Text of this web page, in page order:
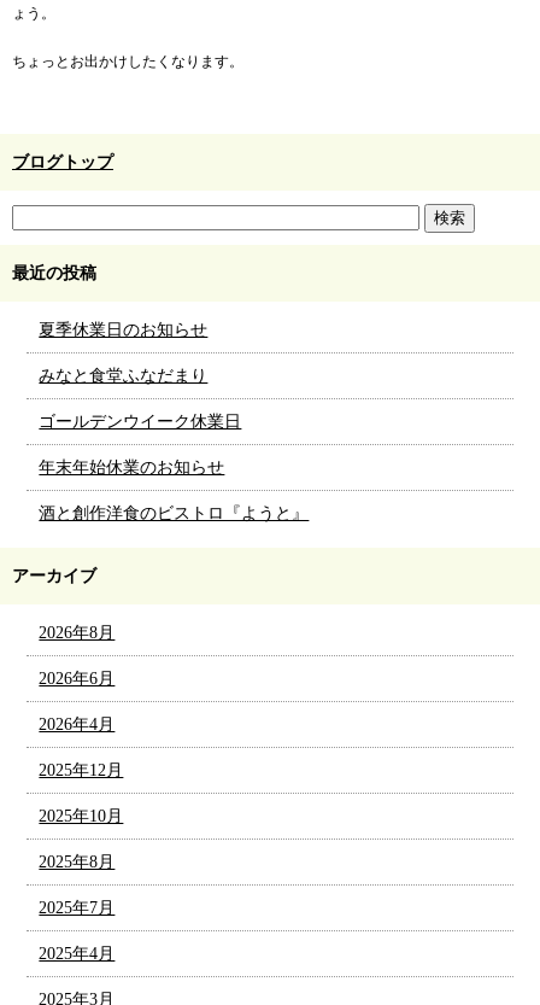
ょう。
ちょっとお出かけしたくなります。
ブログトップ
最近の投稿
夏季休業日のお知らせ
みなと食堂ふなだまり
ゴールデンウイーク休業日
年末年始休業のお知らせ
酒と創作洋食のビストロ『ようと』
アーカイブ
2026年8月
2026年6月
2026年4月
2025年12月
2025年10月
2025年8月
2025年7月
2025年4月
2025年3月